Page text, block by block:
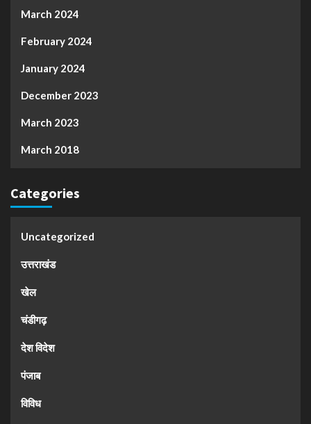
March 2024
February 2024
January 2024
December 2023
March 2023
March 2018
Categories
Uncategorized
उत्तराखंड
खेल
चंडीगढ़
देश विदेश
पंजाब
विविध